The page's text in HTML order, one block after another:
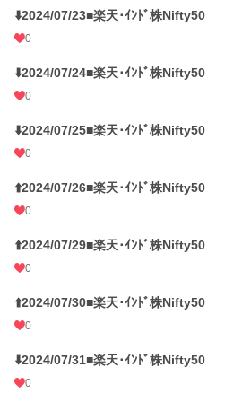
⬇️2024/07/23■楽天･ｲﾝﾄﾞ株Nifty50
0
⬇️2024/07/24■楽天･ｲﾝﾄﾞ株Nifty50
0
⬇️2024/07/25■楽天･ｲﾝﾄﾞ株Nifty50
0
⬆️2024/07/26■楽天･ｲﾝﾄﾞ株Nifty50
0
⬆️2024/07/29■楽天･ｲﾝﾄﾞ株Nifty50
0
⬆️2024/07/30■楽天･ｲﾝﾄﾞ株Nifty50
0
⬇️2024/07/31■楽天･ｲﾝﾄﾞ株Nifty50
0